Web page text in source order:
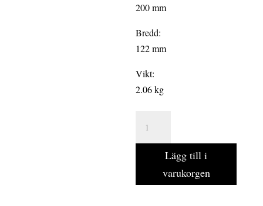
200 mm
Bredd:
122 mm
Vikt:
2.06 kg
karaff
Lägg till i
varukorgen